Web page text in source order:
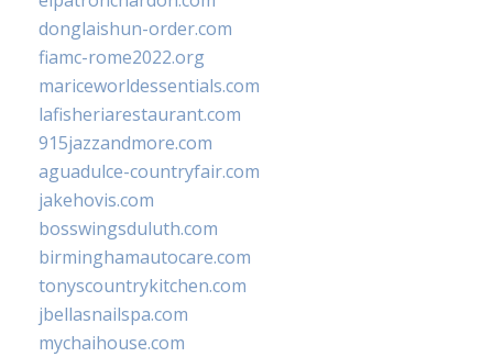
donglaishun-order.com
fiamc-rome2022.org
mariceworldessentials.com
lafisheriarestaurant.com
915jazzandmore.com
aguadulce-countryfair.com
jakehovis.com
bosswingsduluth.com
birminghamautocare.com
tonyscountrykitchen.com
jbellasnailspa.com
mychaihouse.com